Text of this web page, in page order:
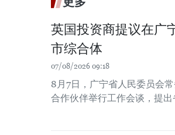
英国投资商提议在广
市综合体
07/08/2026 09:18
8月7日，广宁省人民委员会
合作伙伴举行工作会谈，提出